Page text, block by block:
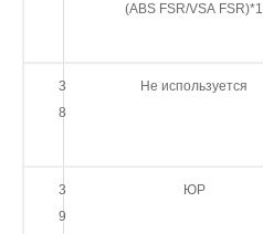
(ABS FSR/VSA FSR)*1
3
8
Не используется
3
9
ЮР